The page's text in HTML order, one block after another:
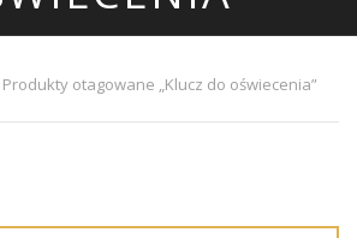
Produkty otagowane „Klucz do oświecenia”